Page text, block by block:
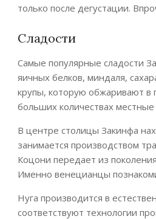
только после дегустации.
Сладости
Самые популярные сладости
яичных белков, миндаля,
крупы, которую обжаривают в
больших количествах
В центре столицы Закинфа
занимается производством
Коцони передает из
Именно венецианцы
Нуга производится в
соответствуют технологии